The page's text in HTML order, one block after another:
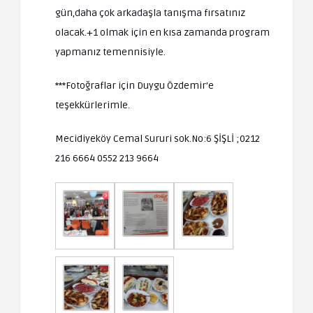
gün,daha çok arkadaşla tanışma fırsatınız
olacak.+1 olmak için en kısa zamanda program
yapmanız temennisiyle.
***Fotoğraflar için Duygu Özdemir’e
teşekkürlerimle.
Mecidiyeköy Cemal Sururi sok.No:6 ŞİŞLİ ;0212
216 6664 0552 213 9664